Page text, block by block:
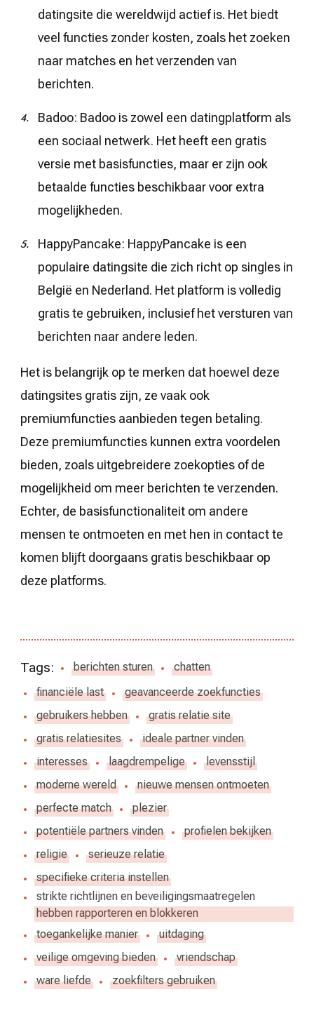
datingsite die wereldwijd actief is. Het biedt
veel functies zonder kosten, zoals het zoeken
naar matches en het verzenden van
berichten.
Badoo: Badoo is zowel een datingplatform als
een sociaal netwerk. Het heeft een gratis
versie met basisfuncties, maar er zijn ook
betaalde functies beschikbaar voor extra
mogelijkheden.
HappyPancake: HappyPancake is een
populaire datingsite die zich richt op singles in
België en Nederland. Het platform is volledig
gratis te gebruiken, inclusief het versturen van
berichten naar andere leden.
Het is belangrijk op te merken dat hoewel deze
datingsites gratis zijn, ze vaak ook
premiumfuncties aanbieden tegen betaling.
Deze premiumfuncties kunnen extra voordelen
bieden, zoals uitgebreidere zoekopties of de
mogelijkheid om meer berichten te verzenden.
Echter, de basisfunctionaliteit om andere
mensen te ontmoeten en met hen in contact te
komen blijft doorgaans gratis beschikbaar op
deze platforms.
Tags: berichten sturen
chatten
financiële last
geavanceerde zoekfuncties
gebruikers hebben
gratis relatie site
gratis relatiesites
ideale partner vinden
interesses
laagdrempelige
levensstijl
moderne wereld
nieuwe mensen ontmoeten
perfecte match
plezier
potentiële partners vinden
profielen bekijken
religie
serieuze relatie
specifieke criteria instellen
strikte richtlijnen en beveiligingsmaatregelen
hebben rapporteren en blokkeren
toegankelijke manier
uitdaging
veilige omgeving bieden
vriendschap
ware liefde
zoekfilters gebruiken